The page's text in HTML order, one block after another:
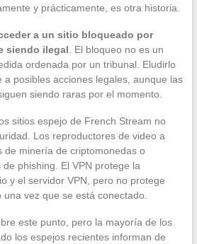
y prácticamente, es otra historia.
a un sitio bloqueado por
siendo ilegal. El bloqueo no es un
ordenada por un tribunal. Eludirlo
a posibles acciones legales, aunque las
siendo raras por el momento.
sitios espejo de French Stream no
Los reproductores de video a
de minería de criptomonedas o
phishing. El VPN protege la
y el servidor VPN, pero no protege
vez que se está conectado.
este punto, pero la mayoría de los
los espejos recientes informan de